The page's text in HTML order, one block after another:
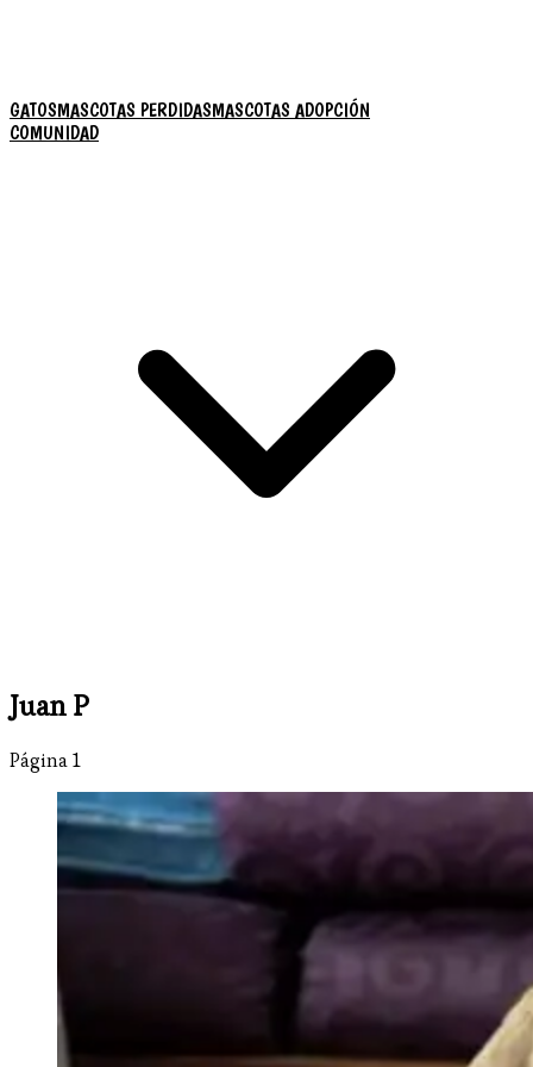
GATOSMASCOTAS PERDIDASMASCOTAS ADOPCIÓN
COMUNIDAD
Juan P
Página 1